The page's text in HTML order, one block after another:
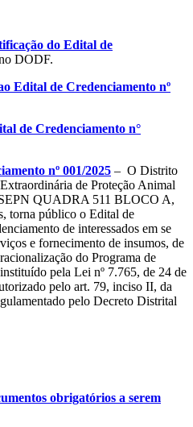
do Edital de
DODF.
Edital de Credenciamento nº
de Credenciamento n°
nº 001/2025 – O Distrito
de Proteção Animal
QUADRA 511 BLOCO A,
torna público o Edital de
de interessados em se
e fornecimento de insumos, de
do Programa de
pela Lei nº 7.765, de 24 de
pelo art. 79, inciso II, da
pelo Decreto Distrital
obrigatórios a serem